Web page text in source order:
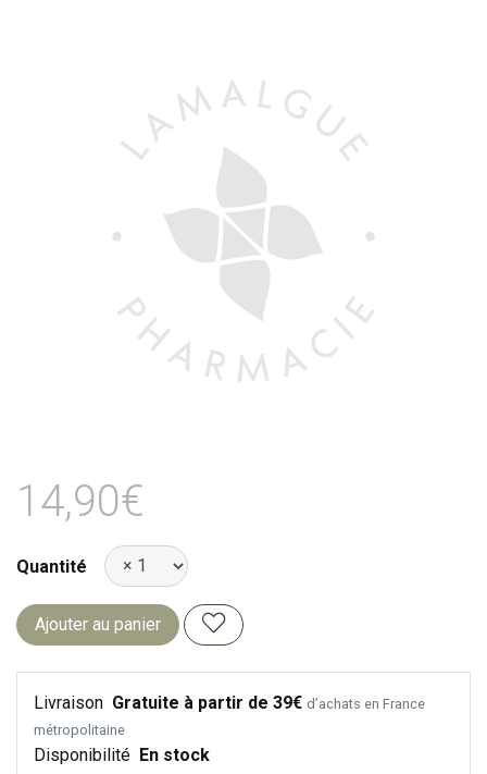
14,90€
Quantité
Ajouter au panier
Livraison Gratuite à partir de 39€ d’achats en France
métropolitaine
Disponibilité En stock